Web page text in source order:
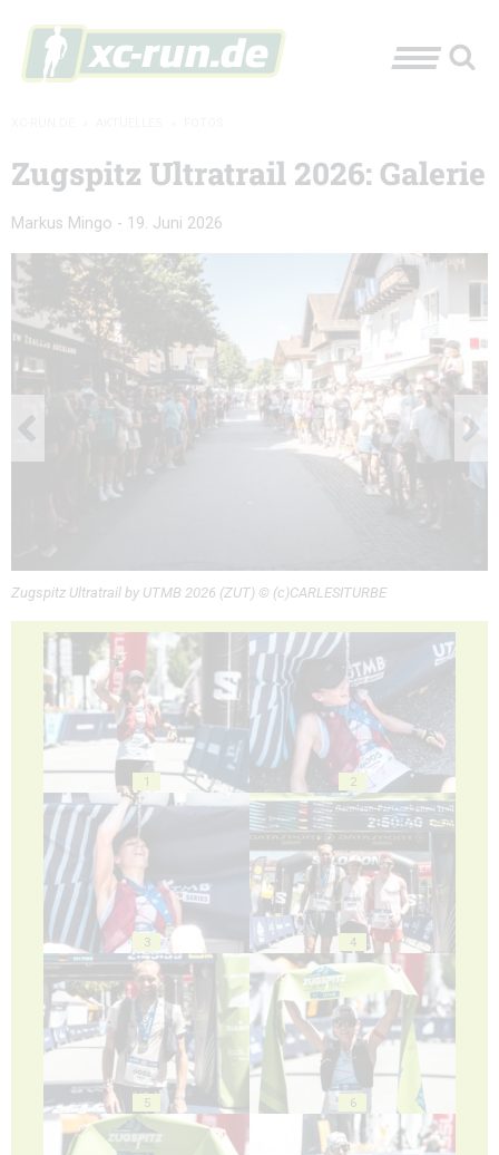
Zugspitz Ultratrail 2026: Galerie
Markus Mingo - 19. Juni 2026
Zugspitz Ultratrail by UTMB 2026 (ZUT) © (c)CARLESITURBE
1 2
3 4
5 6